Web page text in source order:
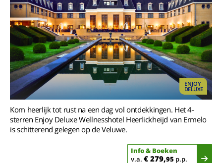
ENJOY
DELUXE
Kom heerlijk tot rust na een dag vol ontdekkingen. Het 4-
sterren Enjoy Deluxe Wellnesshotel Heerlickheijd van Ermelo
is schitterend gelegen op de Veluwe.
Info & Boeken
v.a. € 279,95 p.p.